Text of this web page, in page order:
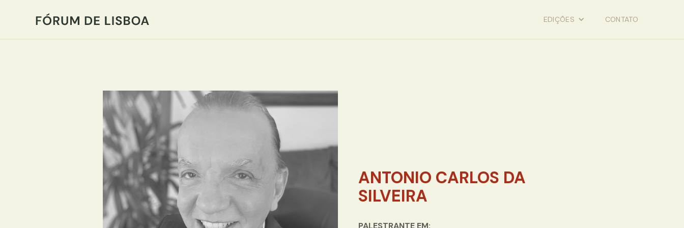
EDIÇÕES CONTATO
ANTONIO CARLOS DA
SILVEIRA
PALESTRANTE EM: